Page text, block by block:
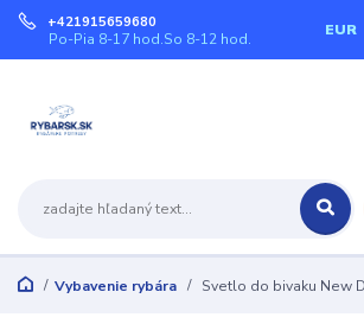
EUR
+421915659680
Po-Pia 8-17 hod.So 8-12 hod.
Vybavenie rybára Svetlo do bivaku New